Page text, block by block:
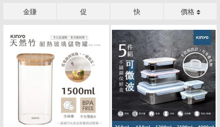
金賺 促 快 價格